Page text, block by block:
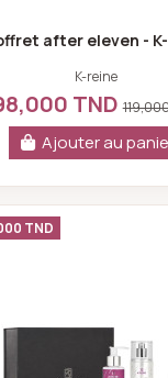
after eleven -
K-reine
TND
Ajouter au
Coffret
TND